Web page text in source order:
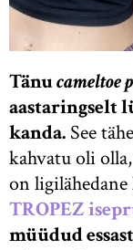
Tänucameltoe
aastaringselt
kanda. See
kahvatu oli
on
TROPEZ
müüdud